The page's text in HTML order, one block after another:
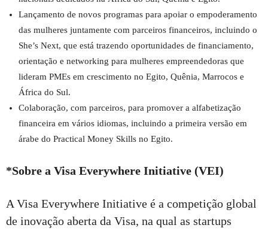
Lançamento de novos programas para apoiar o empoderamento
das mulheres juntamente com parceiros financeiros, incluindo o
She’s Next, que está trazendo oportunidades de financiamento,
orientação e networking para mulheres empreendedoras que
lideram PMEs em crescimento no Egito, Quênia, Marrocos e
África do Sul.
Colaboração, com parceiros, para promover a alfabetização
financeira em vários idiomas, incluindo a primeira versão em
árabe do Practical Money Skills no Egito.
*Sobre a Visa Everywhere Initiative (VEI)
A Visa Everywhere Initiative é a competição global
de inovação aberta da Visa, na qual as startups